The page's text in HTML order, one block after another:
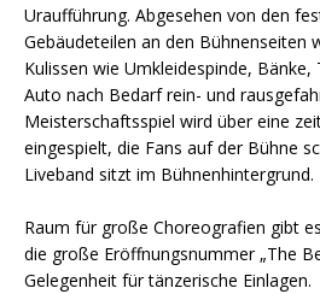
Uraufführung. Abgesehen von den
Gebäudeteilen an den Bühnenseiten
Kulissen wie Umkleidespinde,
Auto nach Bedarf rein- und
Meisterschaftsspiel wird über eine
eingespielt, die Fans auf der Bühne
Liveband sitzt im Bühnenhintergrund.
Raum für große Choreografien gibt
die große Eröffnungsnummer „The
Gelegenheit für tänzerische Einlagen.